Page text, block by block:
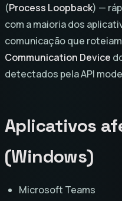
(Process Loopback) —
com a maioria dos
comunicação que
Communication Device
detectados pela API
Aplicativos
(Windows)
Microsoft Teams